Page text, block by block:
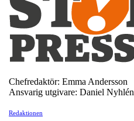
Chefredaktör: Emma Andersson
Ansvarig utgivare: Daniel Nyhlén
Redaktionen